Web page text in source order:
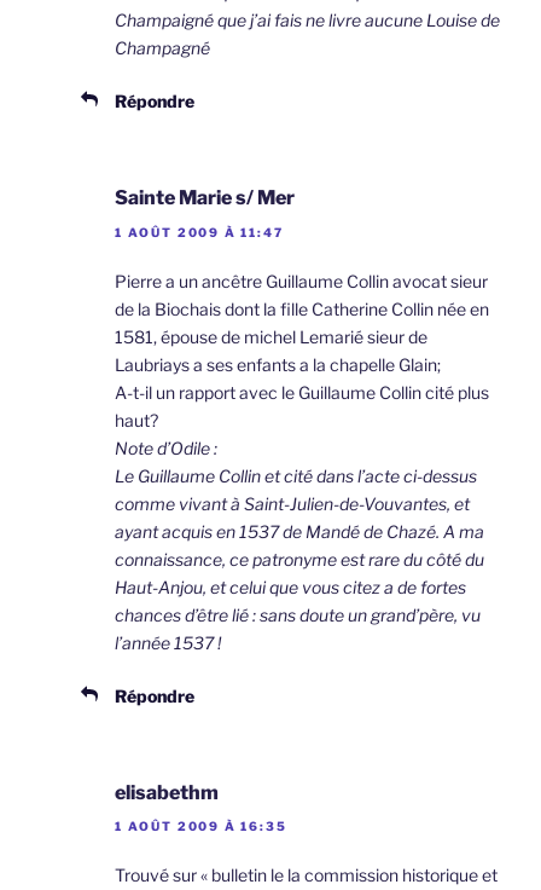
Champaigné que j’ai fais ne livre aucune Louise de
Champagné
Répondre
Sainte Marie s/ Mer
1 AOÛT 2009 À 11:47
Pierre a un ancêtre Guillaume Collin avocat sieur
de la Biochais dont la fille Catherine Collin née en
1581, épouse de michel Lemarié sieur de
Laubriays a ses enfants a la chapelle Glain;
A-t-il un rapport avec le Guillaume Collin cité plus
haut?
Note d’Odile :
Le Guillaume Collin et cité dans l’acte ci-dessus
comme vivant à Saint-Julien-de-Vouvantes, et
ayant acquis en 1537 de Mandé de Chazé. A ma
connaissance, ce patronyme est rare du côté du
Haut-Anjou, et celui que vous citez a de fortes
chances d’être lié : sans doute un grand’père, vu
l’année 1537 !
Répondre
elisabethm
1 AOÛT 2009 À 16:35
Trouvé sur « bulletin le la commission historique et